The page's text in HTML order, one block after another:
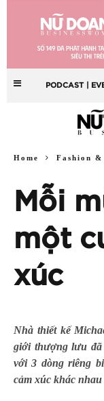
PODCAST |
Home Fashion &
Mỗi
một
xúc
Nhà thiết kế
giới thượng lưu đã
với 3 dòng riêng
cảm xúc khác